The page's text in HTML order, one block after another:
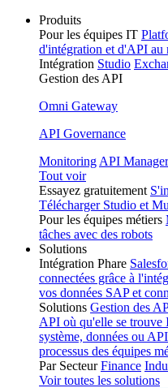
Produits
Pour les équipes IT
d'intégration et d'API au
Intégration Studio
Gestion des API
Omni Gateway
API Governance
Monitoring API Manager
Tout voir
Essayez gratuitement
Télécharger Studio et
Pour les équipes métiers
tâches avec des robots
Solutions
Intégration Phare
connectées grâce à
vos données SAP et
Solutions Gestion des
API où qu'elle se trouve
système, données ou API
processus des équipes
Par Secteur Finance
Voir toutes les solutions